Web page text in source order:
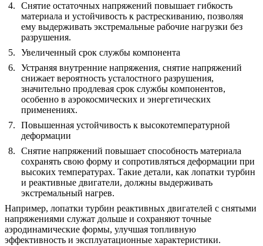
Снятие остаточных напряжений повышает гибкость
материала и устойчивость к растрескиванию, позволяя
ему выдерживать экстремальные рабочие нагрузки без
разрушения.
Увеличенный срок службы компонента
Устраняя внутренние напряжения, снятие напряжений
снижает вероятность усталостного разрушения,
значительно продлевая срок службы компонентов,
особенно в аэрокосмических и энергетических
применениях.
Повышенная устойчивость к высокотемпературной
деформации
Снятие напряжений повышает способность материала
сохранять свою форму и сопротивляться деформации при
высоких температурах. Такие детали, как лопатки турбин
и реактивные двигатели, должны выдерживать
экстремальный нагрев.
Например, лопатки турбин реактивных двигателей с снятыми
напряжениями служат дольше и сохраняют точные
аэродинамические формы, улучшая топливную
эффективность и эксплуатационные характеристики.